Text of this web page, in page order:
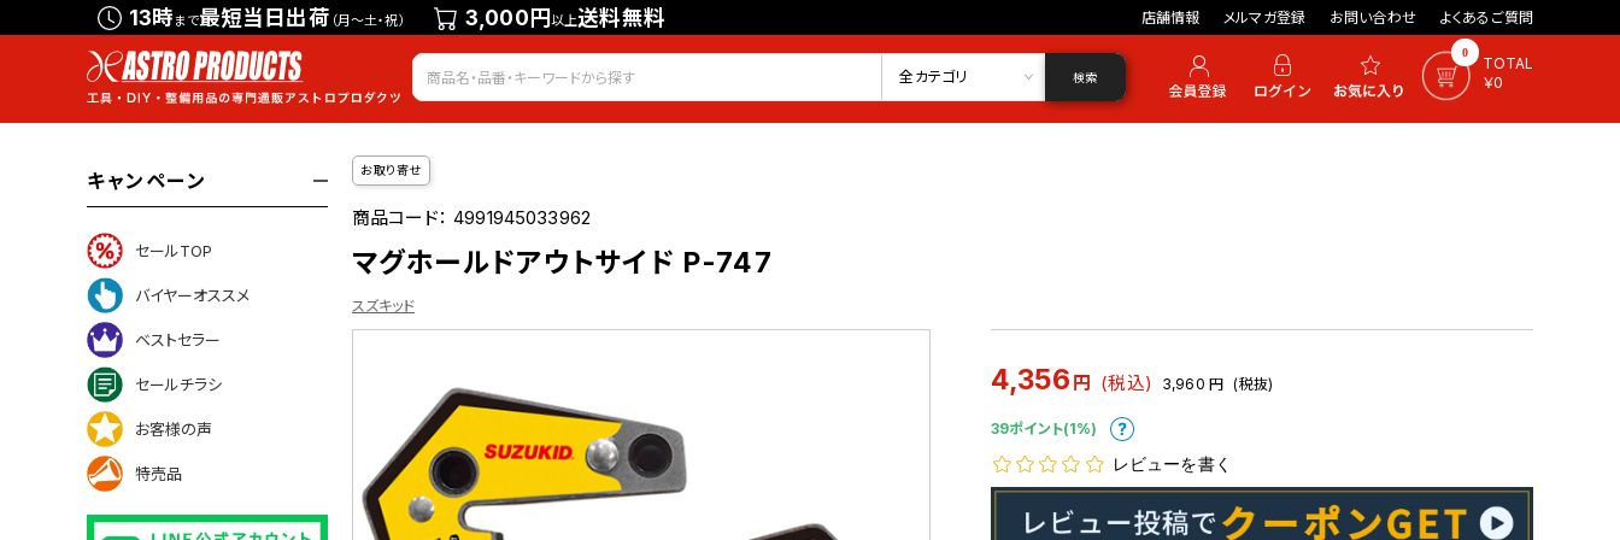
13時まで最短当日出荷 （月～土・祝） 3,000円以上送料無料 店舗情報 メルマガ登録 お問い合わせ よくあるご質問
会員登録 ログイン お気に入り 0
TOTAL
￥0
全カテゴリ 検索
キャンペーン
セールTOP
バイヤーオススメ
ベストセラー
セールチラシ
お客様の声
特売品
お取り寄せ
商品コード：4991945033962
マグホールドアウトサイド P-747
スズキッド
4,356 円 (税込) 3,960 円 (税抜)
39ポイント(1%)
レビューを書く